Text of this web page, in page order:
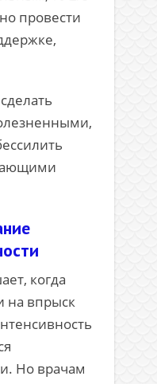
провести
когда
на впрыск
Но врачам